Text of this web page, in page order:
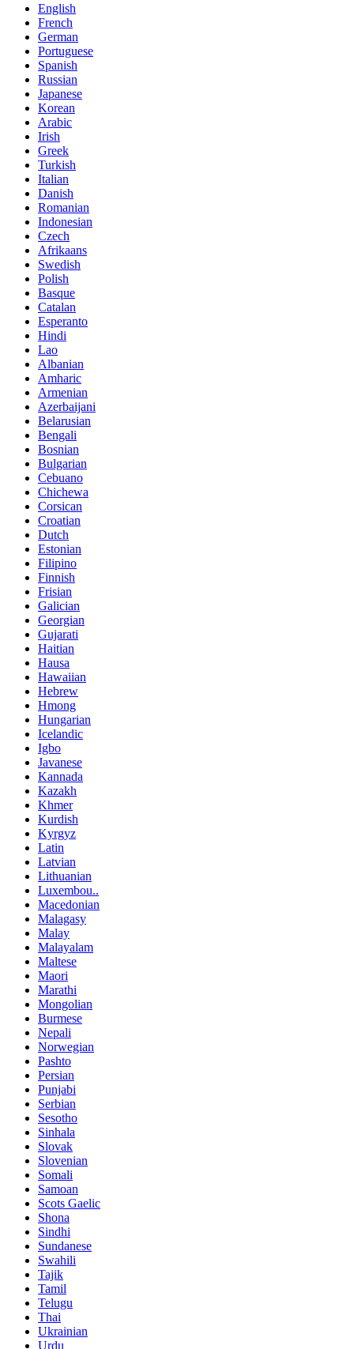
English
French
German
Portuguese
Spanish
Russian
Japanese
Korean
Arabic
Irish
Greek
Turkish
Italian
Danish
Romanian
Indonesian
Czech
Afrikaans
Swedish
Polish
Basque
Catalan
Esperanto
Hindi
Lao
Albanian
Amharic
Armenian
Azerbaijani
Belarusian
Bengali
Bosnian
Bulgarian
Cebuano
Chichewa
Corsican
Croatian
Dutch
Estonian
Filipino
Finnish
Frisian
Galician
Georgian
Gujarati
Haitian
Hausa
Hawaiian
Hebrew
Hmong
Hungarian
Icelandic
Igbo
Javanese
Kannada
Kazakh
Khmer
Kurdish
Kyrgyz
Latin
Latvian
Lithuanian
Luxembou..
Macedonian
Malagasy
Malay
Malayalam
Maltese
Maori
Marathi
Mongolian
Burmese
Nepali
Norwegian
Pashto
Persian
Punjabi
Serbian
Sesotho
Sinhala
Slovak
Slovenian
Somali
Samoan
Scots Gaelic
Shona
Sindhi
Sundanese
Swahili
Tajik
Tamil
Telugu
Thai
Ukrainian
Urdu